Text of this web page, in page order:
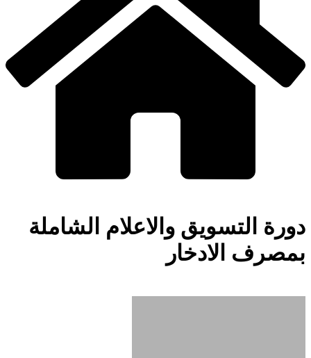
دورة التسويق والاعلام الشاملة
بمصرف الادخار